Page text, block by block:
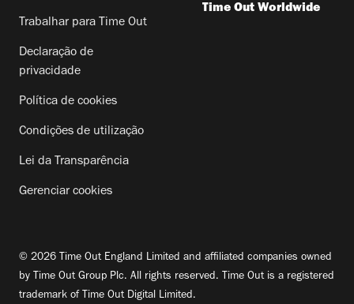
Trabalhar para Time Out
Declaração de
privacidade
Política de cookies
Condições de utilização
Lei da Transparência
Gerenciar cookies
Time Out Worldwide
© 2026 Time Out England Limited and affiliated companies owned
by Time Out Group Plc. All rights reserved. Time Out is a registered
trademark of Time Out Digital Limited.